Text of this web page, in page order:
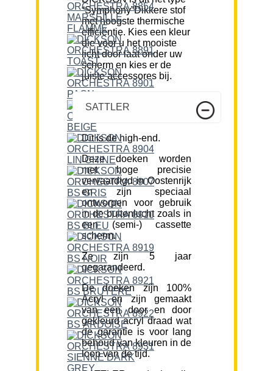
“Symphony”Dikkere stof
met hoogste thermische
efficiëntie. Kies een kleur
die voor u het mooiste
licht door laat onder uw
scherm en kies er de
juiste accessores bij.
SATTLER
Dit is de high-end.
Deze doeken worden
met hoge precisie
vervaardigd in Oostenrijk
en zijn speciaal
ontworpen voor gebruik
in de buitenlucht zoals in
een (semi-) cassette
scherm.
Ze zijn 5 jaar
gegarandeerd.
De doeken zijn 100%
Acryl en zijn gemaakt
van een door en door
gekleurd acryl draad wat
de garantie is voor lang
behoud van kleuren in de
loop van de tijd.